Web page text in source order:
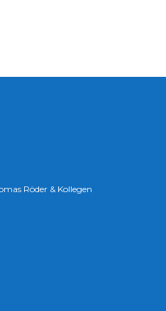
Röder & Kollegen